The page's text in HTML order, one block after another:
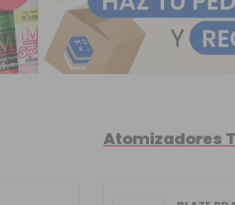
Atomizadores